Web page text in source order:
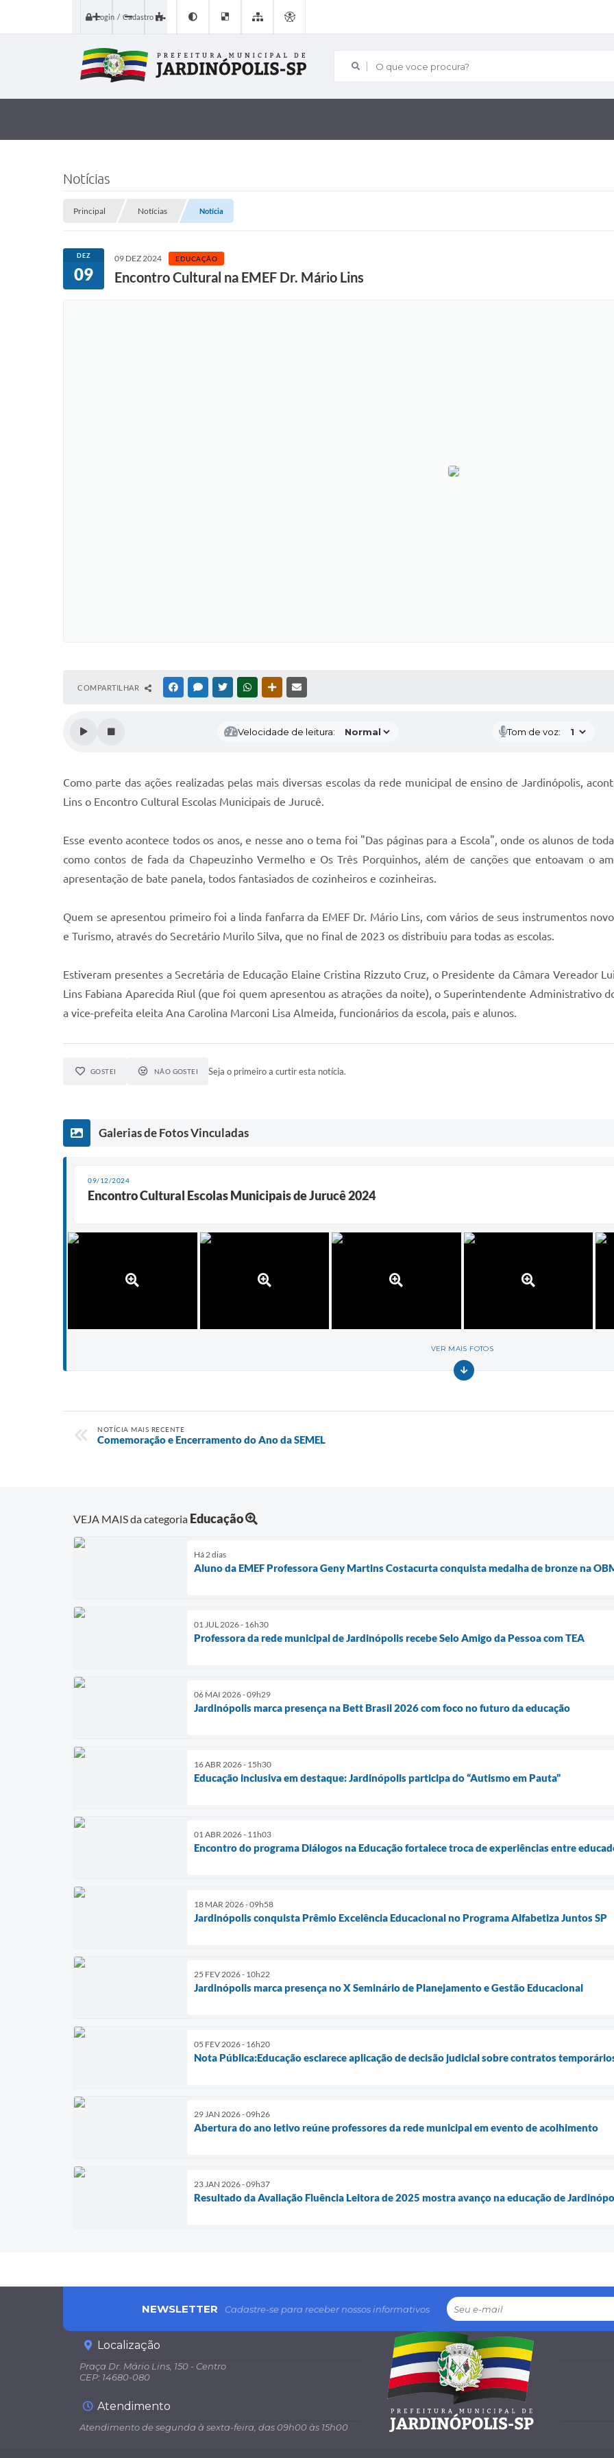
Login / Cadastro
O que voce procura?
Notícias
Principal Notícias Notícia
DEZ
09
09 DEZ 2024 EDUCAÇÃO
Encontro Cultural na EMEF Dr. Mário Lins
COMPARTILHAR FACEBOOKMESSENGER
TWITTERWHATSAPPOUTRAS MÍDIAS
Velocidade de leitura: Tom de voz:
Como parte das ações realizadas pelas mais diversas escolas da rede municipal de ensino de Jardinópolis,
Lins o Encontro Cultural Escolas Municipais de Jurucê.
Esse evento acontece todos os anos, e nesse ano o tema foi "Das páginas para a Escola", onde os alunos de
como contos de fada da Chapeuzinho Vermelho e Os Três Porquinhos, além de canções que entoavam o
apresentação de bate panela, todos fantasiados de cozinheiros e cozinheiras.
Quem se apresentou primeiro foi a linda fanfarra da EMEF Dr. Mário Lins, com vários de seus instrumentos
e Turismo, através do Secretário Murilo Silva, que no final de 2023 os distribuiu para todas as escolas.
Estiveram presentes a Secretária de Educação Elaine Cristina Rizzuto Cruz, o Presidente da Câmara Vereador
Lins Fabiana Aparecida Riul (que foi quem apresentou as atrações da noite), o Superintendente Administrativo
a vice-prefeita eleita Ana Carolina Marconi Lisa Almeida, funcionários da escola, pais e alunos.
GOSTEI NÃO GOSTEI Seja o primeiro a curtir esta notícia.
Galerias de Fotos Vinculadas
09/12/2024
Encontro Cultural Escolas Municipais de Jurucê 2024
VER MAIS FOTOS
NOTÍCIA MAIS RECENTE
Comemoração e Encerramento do Ano da SEMEL
VEJA MAIS da categoria Educação
Há 2 dias
Aluno da EMEF Professora Geny Martins Costacurta conquista medalha de bronze na
01 JUL 2026 - 16h30
Professora da rede municipal de Jardinópolis recebe Selo Amigo da Pessoa com TEA
06 MAI 2026 - 09h29
Jardinópolis marca presença na Bett Brasil 2026 com foco no futuro da educação
16 ABR 2026 - 15h30
Educação inclusiva em destaque: Jardinópolis participa do “Autismo em Pauta”
01 ABR 2026 - 11h03
Encontro do programa Diálogos na Educação fortalece troca de experiências entre
18 MAR 2026 - 09h58
Jardinópolis conquista Prêmio Excelência Educacional no Programa Alfabetiza Juntos SP
25 FEV 2026 - 10h22
Jardinópolis marca presença no X Seminário de Planejamento e Gestão Educacional
05 FEV 2026 - 16h20
Nota Pública:Educação esclarece aplicação de decisão judicial sobre contratos
29 JAN 2026 - 09h26
Abertura do ano letivo reúne professores da rede municipal em evento de acolhimento
23 JAN 2026 - 09h37
Resultado da Avaliação Fluência Leitora de 2025 mostra avanço na educação de
NEWSLETTER Cadastre-se para receber nossos informativos
Localização
Praça Dr. Mário Lins, 150 - Centro
CEP: 14680-080
Atendimento
Atendimento de segunda à sexta-feira, das 09h00 às 15h00